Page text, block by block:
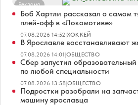
Реклама
Боб Хартли рассказал о самом
плей-офф в «Локомотиве»
07.08.2026 14:52|ХОККЕЙ
В Ярославле восстанавливают
07.08.2026 14:01|ОБЩЕСТВО
Сбер запустил
по любой специальности
07.08.2026 13:58|ОБЩЕСТВО
Подростки разобрали на
машину ярославца